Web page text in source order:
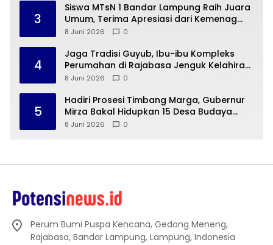
3
Siswa MTsN 1 Bandar Lampung Raih Juara
Umum, Terima Apresiasi dari Kemenag
Kota Bandar Lampung
8 Juni 2026 0
4
Jaga Tradisi Guyub, Ibu-ibu Kompleks
Perumahan di Rajabasa Jenguk Kelahiran
Buah Hati Warga
8 Juni 2026 0
5
Hadiri Prosesi Timbang Marga, Gubernur
Mirza Bakal Hidupkan 15 Desa Budaya
Lampung
8 Juni 2026 0
Perum Bumi Puspa Kencana, Gedong Meneng,
Rajabasa, Bandar Lampung, Lampung, Indonesia